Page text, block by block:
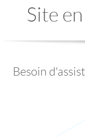
Site
Besoin